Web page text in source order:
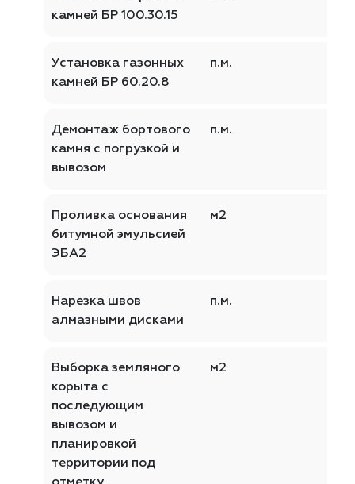
камней БР 100.30.15
Установка газонных
камней БР 60.20.8
п.м.
Демонтаж бортового
камня с погрузкой и
вывозом
п.м.
Проливка основания
битумной эмульсией
ЭБА2
м2
Нарезка швов
алмазными дисками
п.м.
Выборка земляного
корыта с
последующим
вывозом и
планировкой
территории под
м2